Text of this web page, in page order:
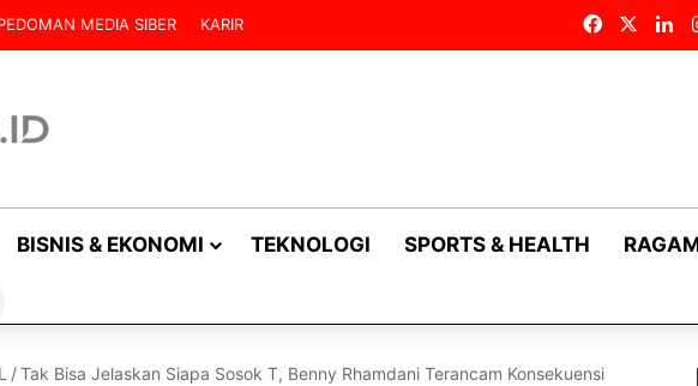
MEDIA SIBER KARIR Facebook
BISNIS & EKONOMI TEKNOLOGI SPORTS & HEALTH
/Tak Bisa Jelaskan Siapa Sosok T, Benny Rhamdani Terancam Konsekuensi